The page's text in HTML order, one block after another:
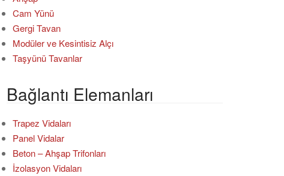
Cam Yünü
Gergi Tavan
Modüler ve Kesintisiz Alçı
Taşyünü Tavanlar
Bağlantı Elemanları
Trapez Vidaları
Panel Vidalar
Beton – Ahşap Trifonları
İzolasyon Vidaları